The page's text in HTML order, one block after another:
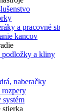
a pracovné
kancov
podložky a kliny
naberačky
rozpery
stierka